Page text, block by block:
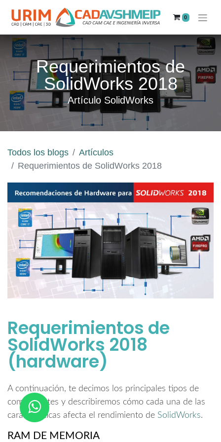
0
Requerimientos de
SolidWorks 2018
Artículo SolidWorks
Todos los blogs
Artículos
Requerimientos de SolidWorks 2018
Requerimientos de
SolidWorks 2018
(hardware)
A continuación, te decimos los principales tipos de
componentes y describiremos cómo cada una de las
características afecta el rendimiento de SolidWorks.
RAM DE MEMORIA